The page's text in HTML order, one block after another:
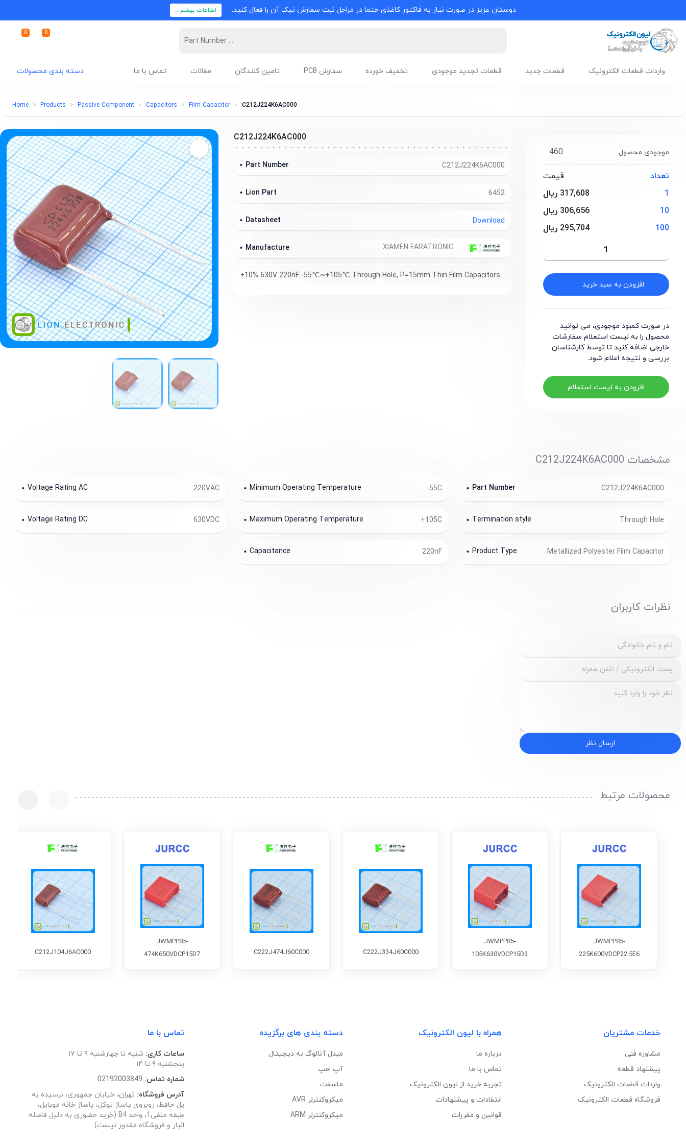
دوستان عزیز در صورت نیاز به فاکتور کاغذی حتما در مراحل ثبت سفارش تیک آن را فعال کنید. اطلاعات بیشتر...
0 0
دسته بندی محصولات واردات قطعات الکترونیک قطعات جدید قطعات تجدید موجودی تخفیف خورده سفارش PCB تامین کنندگان مقالات تماس با ما
Home Products Passive Component Capacitors Film Capacitor C212J224K6AC000
460 موجودی محصول
تعداد
قیمت
1
317,608 ریال
10
306,656 ریال
100
295,704 ریال
افزودن به سبد خرید
در صورت کمبود موجودی، می توانید
محصول را به لیست استعلام سفارشات
خارجی اضافه کنید تا توسط کارشناسان
بررسی و نتیجه اعلام شود.
افزودن به لیست استعلام
C212J224K6AC000
C212J224K6AC000
Part Number
6452
Lion Part
Download
Datasheet
Manufacture
±10% 630V 220nF -55℃~+105℃ Through Hole, P=15mm Thin Film Capacitors
مشخصات C212J224K6AC000
C212J224K6AC000
Part Number
-55C
Minimum Operating Temperature
220VAC
Voltage Rating AC
Through Hole
Termination style
+105C
Maximum Operating Temperature
630VDC
Voltage Rating DC
Metallized Polyester Film Capacitor
Product Type
220nF
Capacitance
نظرات کاربران
ارسال نظر
محصولات مرتبط
JWMPP85-
225K600VDCP22.5E6
JWMPP85-
105K630VDCP15D3
C222J334J60C000
C222J474J60C000
JWMPP85-
474K650VDCP15D7
C212J104J6AC000
خدمات مشتریان
مشاوره فنی
پیشنهاد قطعه
واردات قطعات الکترونیک
فروشگاه قطعات الکترونیک
همراه با لیون الکترونیک
درباره ما
تماس با ما
تجربه خرید از لیون الکترونیک
انتقادات و پیشنهادات
قوانین و مقررات
دسته بندی های برگزیده
مبدل آنالوگ به دیجیتال
آپ امپ
ماسفت
میکروکنترلر AVR
میکروکنترلر ARM
تماس با ما
ساعات کاری: شنبه تا چهارشنبه ۹ تا ۱۷
پنجشنبه ۹ تا ۱۴
شماره تماس: 02192003849
آدرس فروشگاه: تهران، خیابان جمهوری، نرسیده به
پل حافظ، روبروی پاساژ توکل، پاساژ خانه موبایل،
طبقه منفی1، واحد B4 (خرید حضوری به دلیل فاصله
انبار و فروشگاه مقدور نیست)